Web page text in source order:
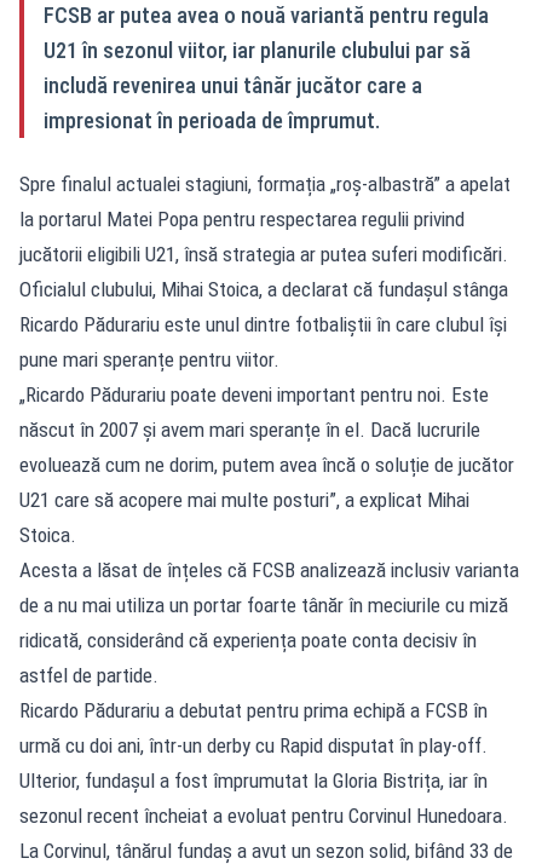
FCSB ar putea avea o nouă variantă pentru regula
U21 în sezonul viitor, iar planurile clubului par să
includă revenirea unui tânăr jucător care a
impresionat în perioada de împrumut.
Spre finalul actualei stagiuni, formația „roș-albastră” a apelat
la portarul Matei Popa pentru respectarea regulii privind
jucătorii eligibili U21, însă strategia ar putea suferi modificări.
Oficialul clubului, Mihai Stoica, a declarat că fundașul stânga
Ricardo Pădurariu este unul dintre fotbaliștii în care clubul își
pune mari speranțe pentru viitor.
„Ricardo Pădurariu poate deveni important pentru noi. Este
născut în 2007 și avem mari speranțe în el. Dacă lucrurile
evoluează cum ne dorim, putem avea încă o soluție de jucător
U21 care să acopere mai multe posturi”, a explicat Mihai
Stoica.
Acesta a lăsat de înțeles că FCSB analizează inclusiv varianta
de a nu mai utiliza un portar foarte tânăr în meciurile cu miză
ridicată, considerând că experiența poate conta decisiv în
astfel de partide.
Ricardo Pădurariu a debutat pentru prima echipă a FCSB în
urmă cu doi ani, într-un derby cu Rapid disputat în play-off.
Ulterior, fundașul a fost împrumutat la Gloria Bistrița, iar în
sezonul recent încheiat a evoluat pentru Corvinul Hunedoara.
La Corvinul, tânărul fundaș a avut un sezon solid, bifând 33 de